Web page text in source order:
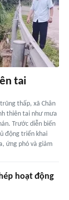
tai
thấp, xã Chân
thiên tai như mưa
Trước diễn biến
động triển khai
ứng phó và giảm
hoạt động